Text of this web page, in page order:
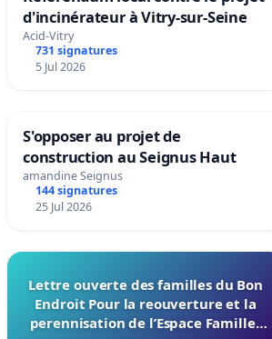
d'incinérateur à Vitry-sur-Seine
Acid-Vitry
731 signatures
5 Jul 2026
S'opposer au projet de
construction au Seignus Haut
amandine Seignus
144 signatures
25 Jul 2026
Lettre ouverte des familles du Bon
Endroit Pour la reouverture et la
perennisation de l’Espace Familles